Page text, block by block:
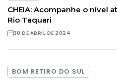
CHEIA: Acompanhe o nível
Rio Taquari
30 DE ABRIL DE 2024
BOM RETIRO DO SUL